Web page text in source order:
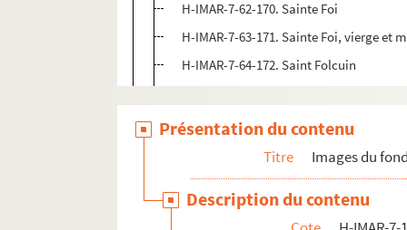
H-IMAR-7-62-170. Sainte Foi
H-IMAR-7-63-171. Sainte Foi, vierge et
H-IMAR-7-64-172. Saint Folcuin
H-IMAR-7-69-182. Saint Pierre Fourier
H-IMAR-7-70-183. Saint Pierre Fourier
H-IMAR-7-71-184. Sainte Françoise
H-IMAR-7-72-185. La bienheureuse
Présentation du contenu
Titre Images du
Description du contenu